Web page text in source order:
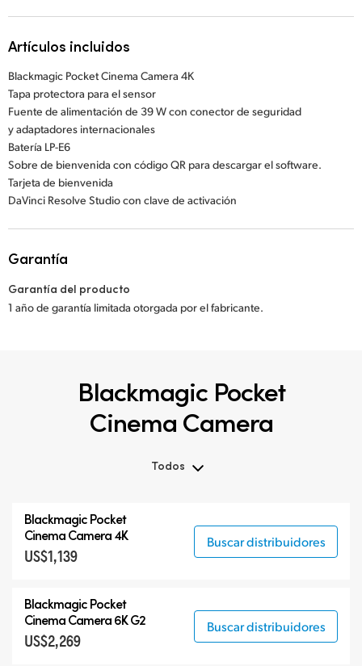
Artículos incluidos
Blackmagic Pocket Cinema Camera 4K
Tapa protectora para el sensor
Fuente de alimentación de 39 W con conector de seguridad
y adaptadores internacionales
Batería LP-E6
Sobre de bienvenida con código QR para descargar el software.
Tarjeta de bienvenida
DaVinci Resolve Studio con clave de activación
Garantía
Garantía del producto
1 año de garantía limitada otorgada por el fabricante.
Blackmagic Pocket
Cinema Camera
Todos
Blackmagic Pocket Cinema Camera
Accesorios
Blackmagic Pocket
Cinema Camera 4K
US$1,139
Buscar distribuidores
Blackmagic Pocket
Cinema Camera 6K G2
US$2,269
Buscar distribuidores